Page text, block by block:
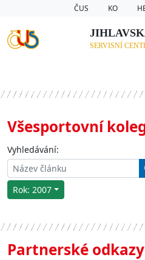
ČUS KO
SERVISNÍ
Všesportovní
Vyhledávání:
Rok: 2007
Partnerské odkazy